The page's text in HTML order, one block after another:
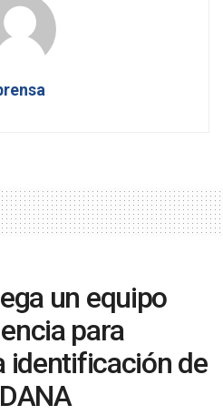
un equipo
para
identificación de